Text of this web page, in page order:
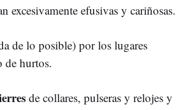
excesivamente efusivas y cariñosas.
de lo posible) por los lugares
de hurtos.
de collares, pulseras y relojes y